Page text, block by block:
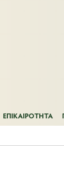
ΕΠΙΚΑΙΡΟΤΗΤΑ